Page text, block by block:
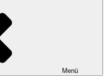
Menü